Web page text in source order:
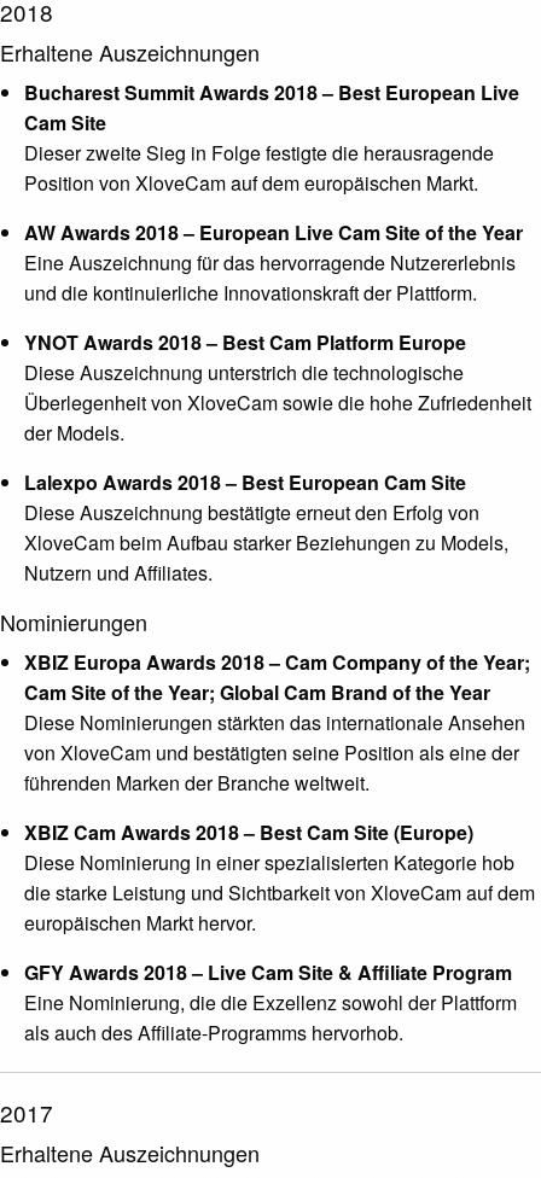
2018
Erhaltene Auszeichnungen
Bucharest Summit Awards 2018 – Best European Live
Cam Site
Dieser zweite Sieg in Folge festigte die herausragende
Position von XloveCam auf dem europäischen Markt.
AW Awards 2018 – European Live Cam Site of the Year
Eine Auszeichnung für das hervorragende Nutzererlebnis
und die kontinuierliche Innovationskraft der Plattform.
YNOT Awards 2018 – Best Cam Platform Europe
Diese Auszeichnung unterstrich die technologische
Überlegenheit von XloveCam sowie die hohe Zufriedenheit
der Models.
Lalexpo Awards 2018 – Best European Cam Site
Diese Auszeichnung bestätigte erneut den Erfolg von
XloveCam beim Aufbau starker Beziehungen zu Models,
Nutzern und Affiliates.
Nominierungen
XBIZ Europa Awards 2018 – Cam Company of the Year;
Cam Site of the Year; Global Cam Brand of the Year
Diese Nominierungen stärkten das internationale Ansehen
von XloveCam und bestätigten seine Position als eine der
führenden Marken der Branche weltweit.
XBIZ Cam Awards 2018 – Best Cam Site (Europe)
Diese Nominierung in einer spezialisierten Kategorie hob
die starke Leistung und Sichtbarkeit von XloveCam auf dem
europäischen Markt hervor.
GFY Awards 2018 – Live Cam Site & Affiliate Program
Eine Nominierung, die die Exzellenz sowohl der Plattform
als auch des Affiliate-Programms hervorhob.
2017
Erhaltene Auszeichnungen